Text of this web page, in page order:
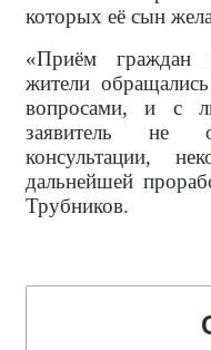
которых её сын
«Приём граждан
жители
вопросами, и с
заявитель не
консультации,
дальнейшей
Трубников.